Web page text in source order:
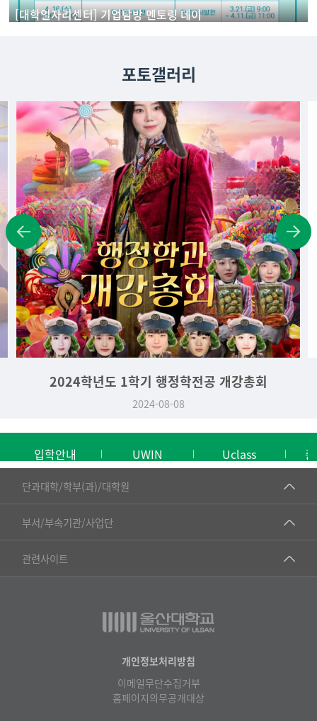
[대학일자리센터] 기업탐방 멘토링 데이
포토갤러리
2024학년도 1학기 행정학전공 개강총회
2024-08-08
입학안내 UWIN Uclass
단과대학/학부(과)/대학원
■인문대학
▷국어국문학부
▷일본어·일본학과
▷프랑스어·프랑스학과
부서/부속기관/사업단
공동기기센터
공학교육혁신센터
물리BK 미래혁신응집물질물리인재교육연구단
관련사이트
건강가정지원센터
교수협의회
온라인 기술거래 플랫폼
개인정보처리방침
이메일무단수집거부
홈페이지의무공개대상